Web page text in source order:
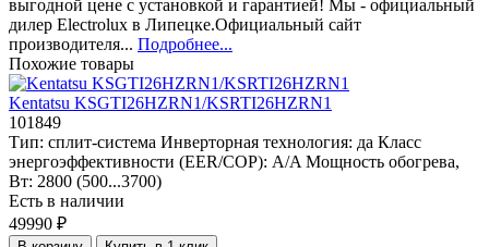
выгодной цене с установкой и гарантией! Мы - официальный
дилер Electrolux в Липецке.Официальный сайт
производителя... Подробнее...
Похожие товары
Kentatsu KSGTI26HZRN1/KSRTI26HZRN1
101849
Тип: сплит-система Инверторная технология: да Класс
энергоэффективности (EER/COP): A/A Мощность обогрева,
Вт: 2800 (500...3700)
Есть в наличии
49990 ₽